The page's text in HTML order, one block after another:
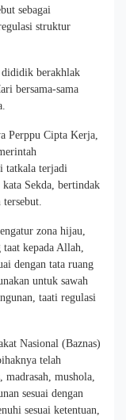
sebagai
struktur
berakhlak
bersama-sama
Perppu Cipta Kerja,
tatkala terjadi
Sekda, bertindak
tersebut.
zona hijau,
kepada Allah,
dengan tata ruang
untuk sawah
taati regulasi
Nasional (Baznas)
telah
madrasah, mushola,
sesuai dengan
sesuai ketentuan,